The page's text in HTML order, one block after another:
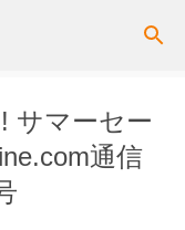
ツに移動
サマーセー
通信